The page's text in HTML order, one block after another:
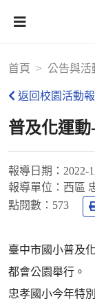
首頁 公告與活
返回校園活動
普及化運
報導日期： 2022-
報導單位： 西區
點閱數： 573
臺中市國小普及
都會公園舉行。
忠孝國小今年特